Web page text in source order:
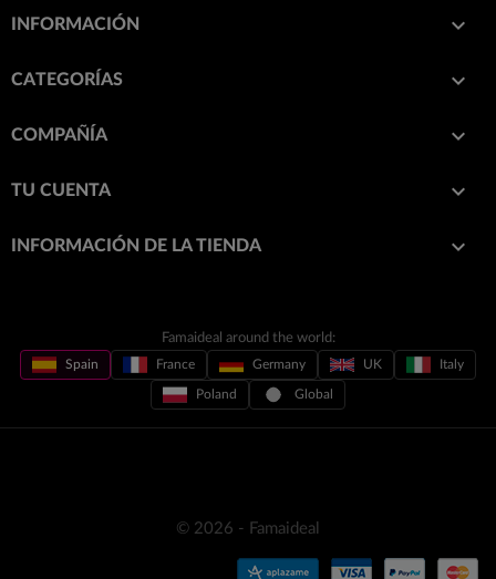
INFORMACIÓN 
CATEGORÍAS 
COMPAÑÍA 
TU CUENTA 
INFORMACIÓN DE LA TIENDA keyboard_arrow_down
Famaideal around the world:
Spain France Germany UK Italy
Poland Global
© 2026 - Famaideal